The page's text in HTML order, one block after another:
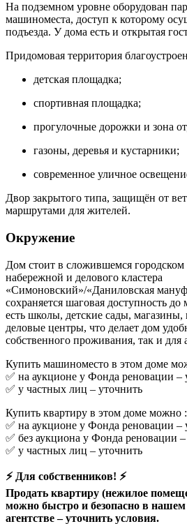
На подземном уровне оборудован
машиноместа, доступ к которому
подъезда. У дома есть и открытая
Придомовая территория
детская площадка;
спортивная площадка;
прогулочные дорожки и зона
газоны, деревья и кустарники;
современное уличное
Двор закрытого типа, защищён от
маршрутами для жителей.
Окружение
Дом стоит в сложившемся
набережной и делового кластера
«Симоновский»/«Даниловская
сохраняется шаговая доступность
есть школы, детские сады,
деловые центры, что делает дом
собственного проживания, так и для
Купить машиноместо в этом доме
✅ на аукционе у Фонда реновации –
✅ у частных лиц – уточнить
Купить квартиру в этом доме можно :
✅ на аукционе у Фонда реновации –
✅ без аукциона у Фонда реновации –
✅ у частных лиц – уточнить
⚡ Для собственников! ⚡
Продать квартиру (нежилое
можно быстро и безопасно в
агентстве –уточнить условия.